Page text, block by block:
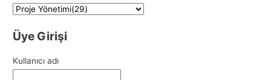
Üye Girişi
Kullanıcı adı